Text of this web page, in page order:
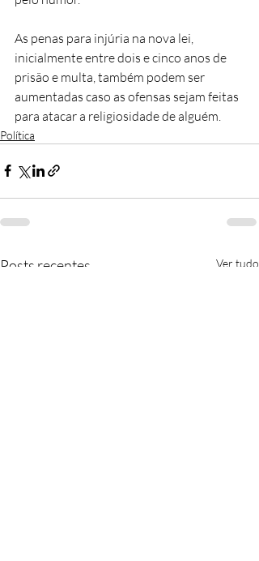
As penas para injúria na nova lei,
inicialmente entre dois e cinco anos de
prisão e multa, também podem ser
aumentadas caso as ofensas sejam feitas
para atacar a religiosidade de alguém.
Política
Posts recentes Ver tudo